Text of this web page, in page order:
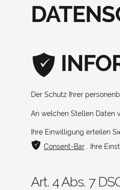
Der Schutz Ihrer
An welchen Stellen Daten
Ihre Einwilligung erteilen
ͳ Consent-Bar. Ihre
Art. 4 Abs. 7